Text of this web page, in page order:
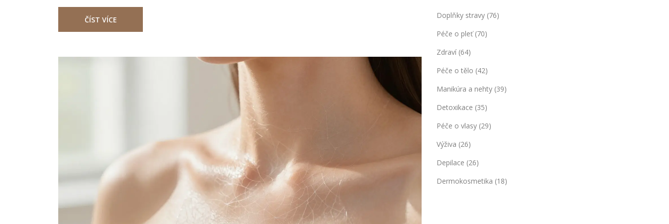
ČÍST VÍCE Doplňky stravy (76)
Péče o pleť(70)
Zdraví (64)
Péče o tělo (42)
Manikúra a nehty (39)
Detoxikace (35)
Péče o vlasy (29)
Výživa (26)
Depilace (26)
Dermokosmetika (18)